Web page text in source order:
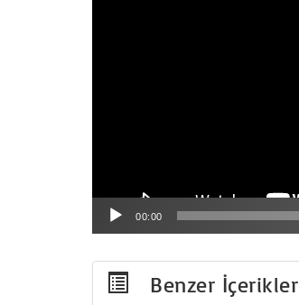
00:00
Benzer İçerikler